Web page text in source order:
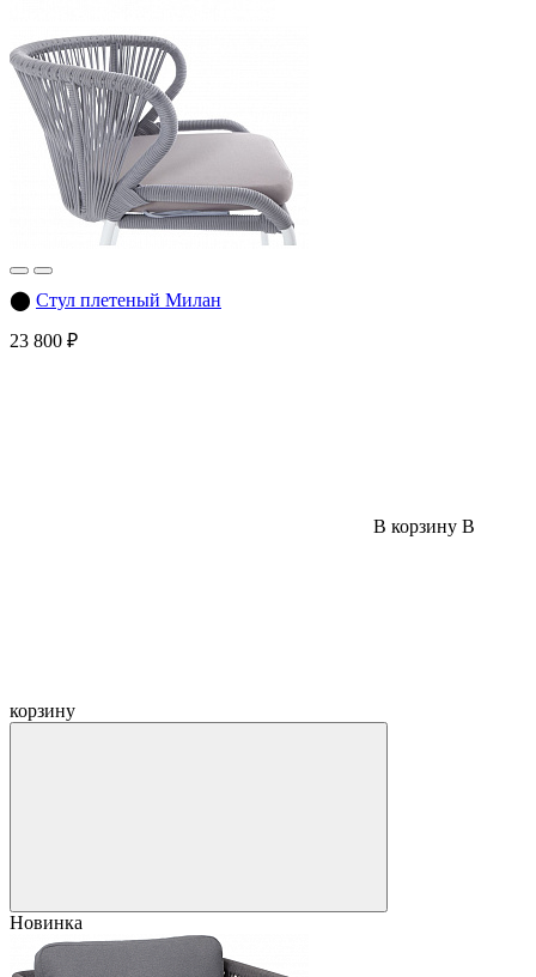
⬤ Стул плетеный Милан
23 800 ₽
В корзину В
корзину
Новинка